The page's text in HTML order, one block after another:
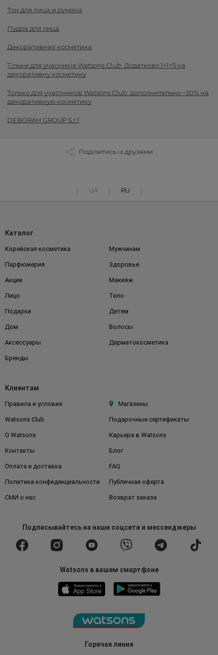
Тон для лица и румяна
Пудра для лица
Декоративная косметика
Тільки для учасників Watsons Club: Додатково 1+1=3 на
декоративну косметику
Только для участников Watsons Club: дополнительно −20% на
декоративную косметику
DEBORAH GROUP S.r.l
Поділитись із друзями
UA RU
Горячая линия
Каталог
Корейская косметика Мужчинам
Парфюмерия Здоровье
Акции Макияж
Лицо Тело
Подарки Детям
Дом Волосы
Аксессуары Дерматокосметика
Бренды
Клиентам
Правила и условия Магазины
Watsons Club Подарочные сертификаты
О Watsons Карьера в Watsons
Контакты Блог
Оплата и доставка FAQ
Политика конфиденциальности Публичная оферта
СМИ о нас Возврат заказа
Подписывайтесьна наши соцсети и мессенджеры
Watsons в вашем смартфоне